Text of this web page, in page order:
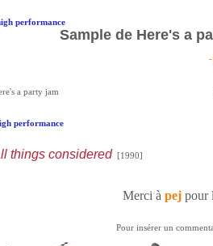
performance
Sample de Here's a
a party jam
performance
things considered[1990]
Merci à pej pour
Pour insérer un